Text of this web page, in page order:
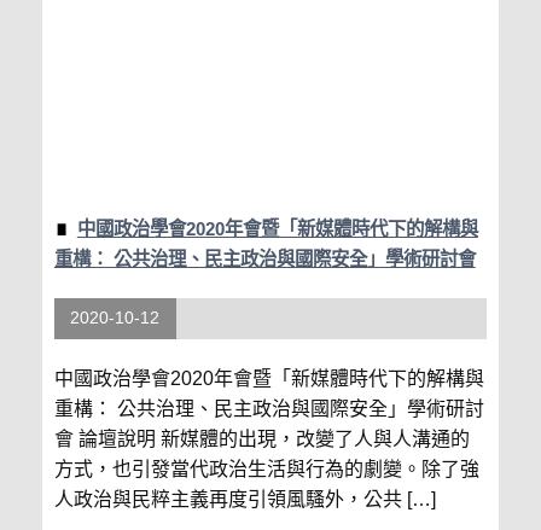
中國政治學會2020年會暨「新媒體時代下的解構與
重構： 公共治理、民主政治與國際安全」學術研討會
2020-10-12
中國政治學會2020年會暨「新媒體時代下的解構與
重構： 公共治理、民主政治與國際安全」學術研討
會 論壇說明 新媒體的出現，改變了人與人溝通的
方式，也引發當代政治生活與行為的劇變。除了強
人政治與民粹主義再度引領風騷外，公共 […]